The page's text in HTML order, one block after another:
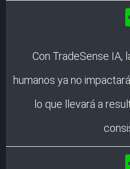
Con TradeSense IA,
humanos ya no
lo que llevará a